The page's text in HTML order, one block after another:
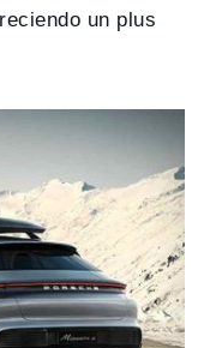
un plus